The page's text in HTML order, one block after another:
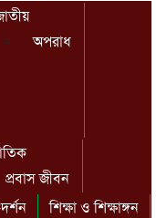
অপরাধ
প্রবাস জীবন
শিক্ষা ও শিক্ষাঙ্গন